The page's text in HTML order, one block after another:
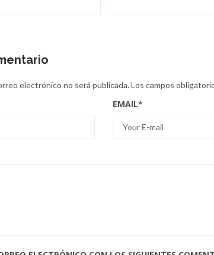
electrónico no será publicada.Los campos
EMAIL*